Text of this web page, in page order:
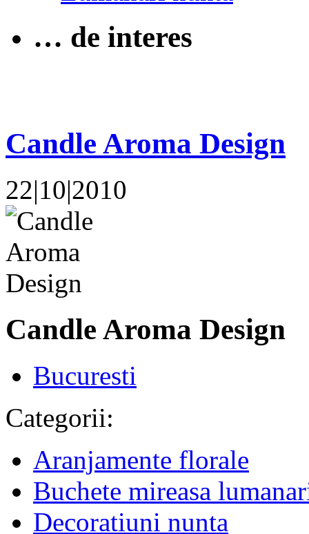
… de interes
Candle Aroma Design
22|10|2010
Candle Aroma Design
Bucuresti
Categorii:
Aranjamente florale
Buchete mireasa
Decoratiuni nunta